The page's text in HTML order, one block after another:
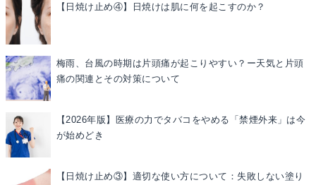
【日焼け止め④】日焼けは肌に何を起こすのか？
梅雨、台風の時期は片頭痛が起こりやすい？ー天気と片頭
痛の関連とその対策について
【2026年版】医療の力でタバコをやめる「禁煙外来」は今
が始めどき
【日焼け止め③】適切な使い方について：失敗しない塗り